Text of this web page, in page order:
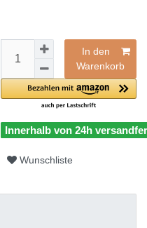
In den
Warenkorb
Innerhalb von 24h
Wunschliste